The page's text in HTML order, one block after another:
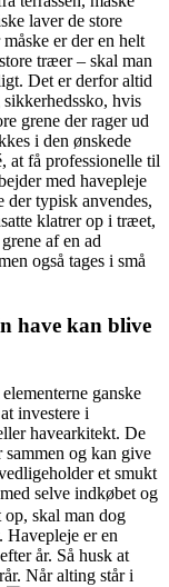
laver de store
er der en helt
træer – skal man
Det er derfor altid
hvis
grene der rager ud
i den ønskede
at få professionelle til
med havepleje
typisk anvendes,
klatrer op i træet,
af en ad
også tages i små
have kan blive
ganske
investere i
havearkitekt. De
sammen og kan give
et smukt
selve indkøbet og
op, skal man dog
Havepleje er en
år. Så husk at
Når alting står i